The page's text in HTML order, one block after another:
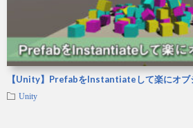
【Unity】PrefabをInstantiateして楽にオブ
Unity